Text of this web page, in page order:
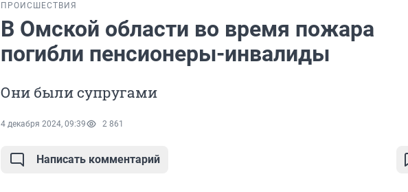
ПРОИСШЕСТВИЯ
В Омской области во время пожара
погибли пенсионеры-инвалиды
Они были супругами
4 декабря 2024, 09:39 2 861
Написать комментарий